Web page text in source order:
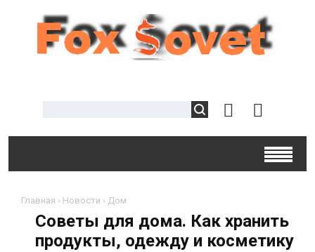
Главная › Новости › Дом
Советы для дома. Как хранить
продукты, одежду и косметику